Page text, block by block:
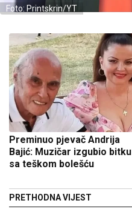
Foto: Printskrin/YT
Preminuo pjevač Andrija
Bajić: Muzičar izgubio bitku
sa teškom bolešću
PRETHODNA VIJEST